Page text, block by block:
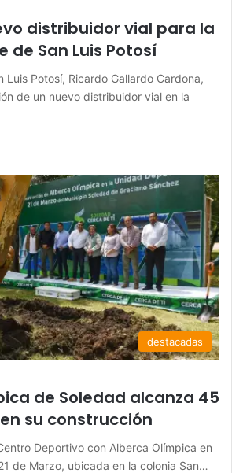
distribuidor vial para la
de San Luis Potosí
Luis Potosí, Ricardo Gallardo Cardona,
de un nuevo distribuidor vial en la
destacadas
de Soledad alcanza 45
su construcción
Deportivo con Alberca Olímpica en
de Marzo, ubicada en la colonia San…